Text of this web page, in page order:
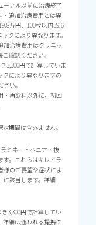
ーアル以前に治療終了
・追加治療費用とは異
万円、100枚以内39.6
クにより異なります。
加治療費用はクリニッ
確認ください。
3,300円で計算していま
クにより異なりますの
い。
・再診料以外に、初回
期間は含みません。
ミネートベニア・抜
す。これらはキレイラ
様のご要望や症状によ
に該当します。詳細
3,300円で計算してい
詳細は通われる提携ク